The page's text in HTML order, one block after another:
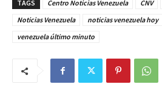
TAGS
Centro Noticias Venezuela CNV
Noticias Venezuela
noticias venezuela hoy
venezuela último minuto